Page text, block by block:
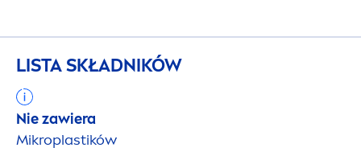
LISTA SKŁADNIKÓW
Nie zawiera
Mikroplastików